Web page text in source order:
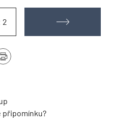
2
připomínku?